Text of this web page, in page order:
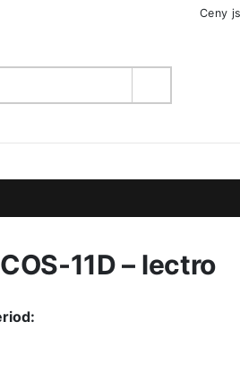
Ceny
11D – lectro